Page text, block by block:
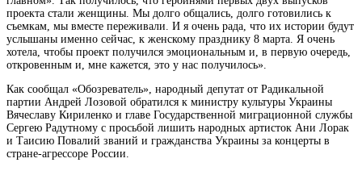
проекта стали женщины. Мы долго общались, долго готовились к
съемкам, мы вместе переживали. И я очень рада, что их истории будут
услышаны именно сейчас, к женскому празднику 8 марта. Я очень
хотела, чтобы проект получился эмоциональным и, в первую очередь,
откровенным и, мне кажется, это у нас получилось».
Как сообщал «Обозреватель», народный депутат от Радикальной
партии Андрей Лозовой обратился к министру культуры Украины
Вячеславу Кириленко и главе Государственной миграционной службы
Сергею Радутному с просьбой лишить народных артисток Ани Лорак
и Таисию Повалий званий и гражданства Украины за концерты в
стране-агрессоре России.